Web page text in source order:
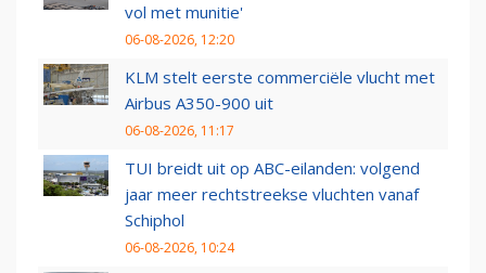
vol met munitie'
06-08-2026, 12:20
KLM stelt eerste commerciële vlucht met
Airbus A350-900 uit
06-08-2026, 11:17
TUI breidt uit op ABC-eilanden: volgend
jaar meer rechtstreekse vluchten vanaf
Schiphol
06-08-2026, 10:24